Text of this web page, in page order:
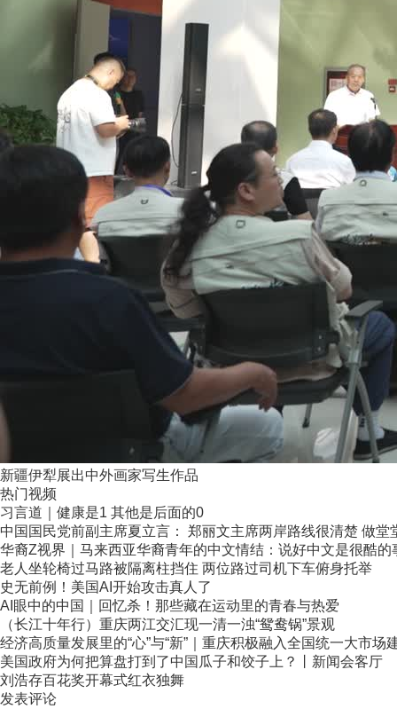
新疆伊犁展出中外画家写生作品
热门视频
习言道｜健康是1 其他是后面的0
中国国民党前副主席夏立言： 郑丽文主席两岸路线很清楚 做堂
华裔Z视界｜马来西亚华裔青年的中文情结：说好中文是很酷的
老人坐轮椅过马路被隔离柱挡住 两位路过司机下车俯身托举
史无前例！美国AI开始攻击真人了
AI眼中的中国｜回忆杀！那些藏在运动里的青春与热爱
（长江十年行）重庆两江交汇现一清一浊“鸳鸯锅”景观
经济高质量发展里的“心”与“新”｜重庆积极融入全国统一大市场
美国政府为何把算盘打到了中国瓜子和饺子上？丨新闻会客厅
刘浩存百花奖开幕式红衣独舞
发表评论